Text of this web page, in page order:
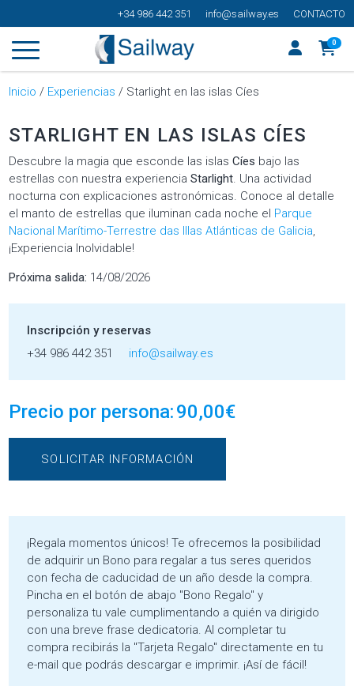
+34 986 442 351 info@sailway.es CONTACTO
0
Inicio / Experiencias / Starlight en las islas Cíes
STARLIGHT EN LAS ISLAS CÍES
Descubre la magia que esconde las islasCíes bajo las
estrellas con nuestra experienciaStarlight . Una actividad
nocturna con explicaciones astronómicas. Conoce al detalle
el manto de estrellas que iluminan cada noche el Parque
Nacional Marítimo-Terrestre das Illas Atlánticas de Galicia
¡Experiencia Inolvidable!
Próxima salida: 14/08/2026
Inscripción y reservas
+34 986 442 351
info@sailway.es
Precio por persona:90,00€
SOLICITAR INFORMACIÓN
¡Regala momentos únicos! Te ofrecemos la posibilidad
de adquirir un Bono para regalar a tus seres queridos
con fecha de caducidad de un año desde la compra.
Pincha en el botón de abajo "Bono Regalo" y
personaliza tu vale cumplimentando a quién va dirigido
con una breve frase dedicatoria. Al completar tu
compra recibirás la "Tarjeta Regalo" directamente en tu
e-mail que podrás descargar e imprimir. ¡Así de fácil!